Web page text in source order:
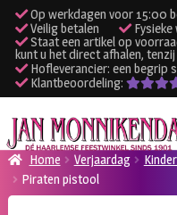
Op werkdagen voor 15:00
Veilig betalen
Fysieke
Staat een artikel op
kunt u het direct afhalen,
Hofleverancier: een begrip
Klantbeoordeling:
Ga
door
naar
navigatie
Ga
naar
de
inhoudVerhuur kleding
Home Verjaardag
Piraten pistool